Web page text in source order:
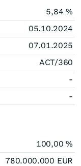
5,84 %
05.10.2024
07.01.2025
ACT/360
-
-
100,00 %
780.000.000 EUR